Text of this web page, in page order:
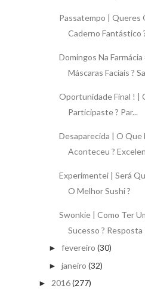
Passatempo | Queres
Caderno Fantástico
Domingos Na Farmácia
Máscaras Faciais ?
Oportunidade Final ! |
Participaste ? Par...
Desaparecida | O Que
Aconteceu ?
Experimentei | Será
O Melhor Sushi ?
Swonkie | Como Ter
Sucesso ? Resposta
► fevereiro (30)
► janeiro (32)
► 2016(277)